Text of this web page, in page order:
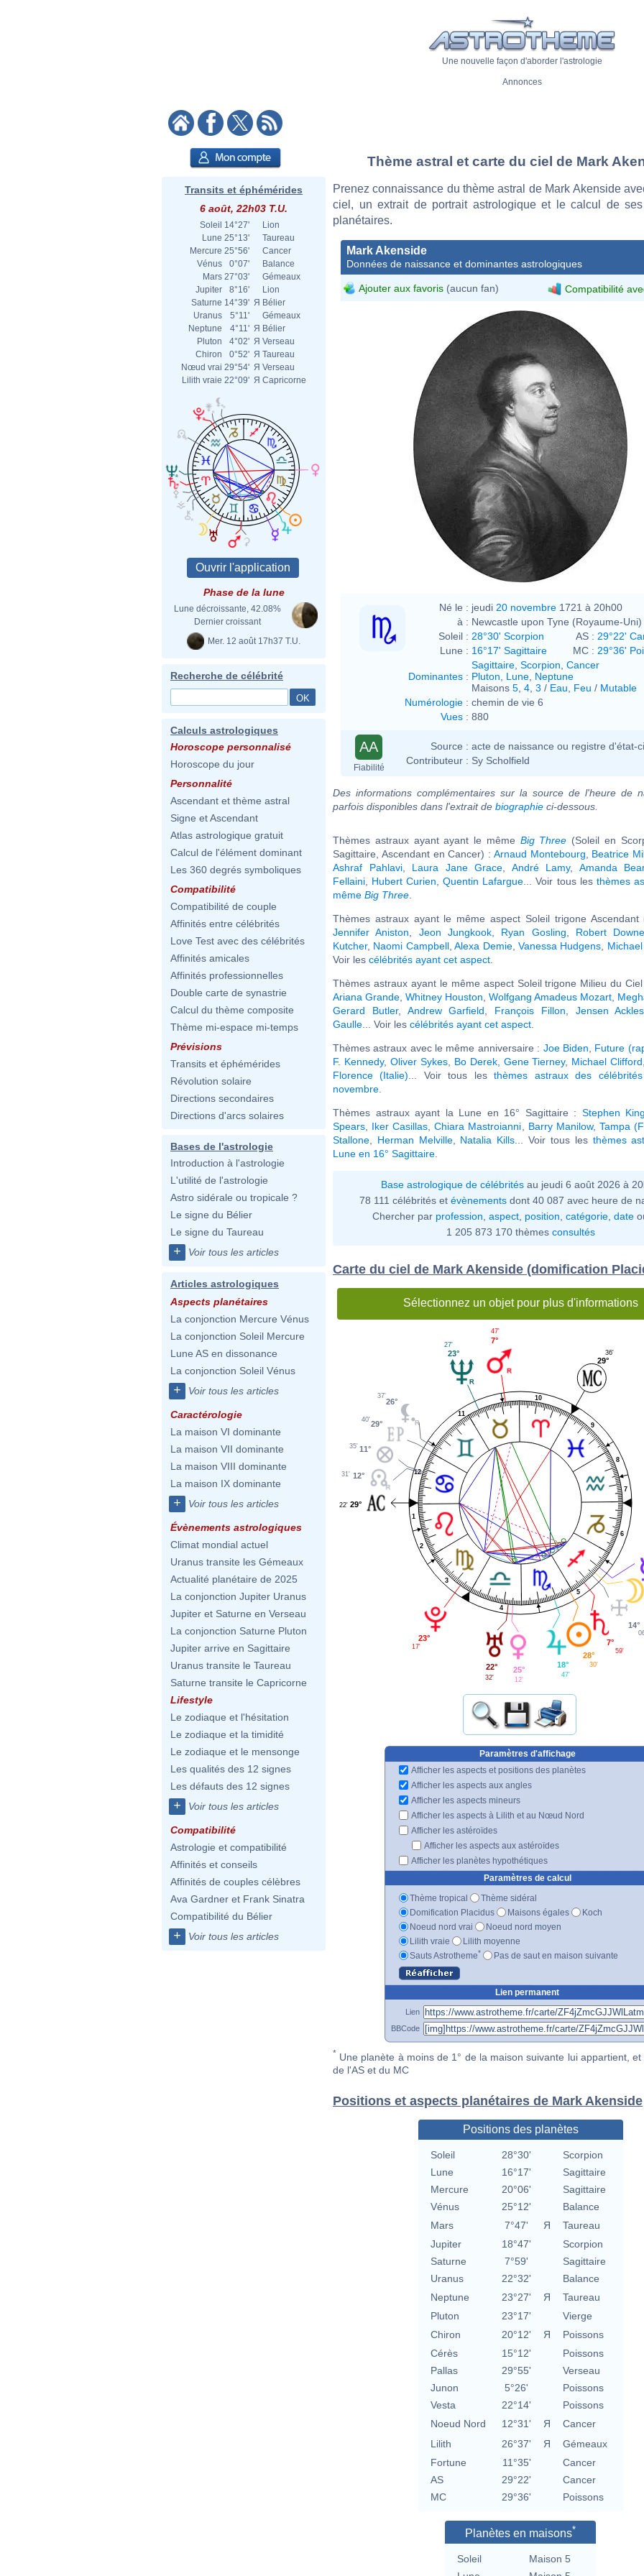
Une nouvelle façon d'aborder l'astrologie
Annonces
Transits et éphémérides
6 août, 22h03 T.U.
Soleil 14°27'
Lion
Lune 25°13'
Taureau
Mercure 25°56'
Cancer
Vénus
0°07'
Balance
Mars 27°03'
Gémeaux
Jupiter
8°16'
Lion
Saturne 14°39' Я Bélier
Uranus
5°11'
Gémeaux
Neptune
4°11' Я Bélier
Pluton
4°02' Я Verseau
Chiron
0°52' Я Taureau
Nœud vrai 29°54' Я Verseau
Lilith vraie 22°09' Я Capricorne
Phase de la lune
Lune décroissante, 42.08%
Dernier croissant
Mer. 12 août 17h37 T.U.
Recherche de célébrité
Calculs astrologiques
Horoscope personnalisé
Horoscope du jour
Personnalité
Ascendant et thème astral
Signe et Ascendant
Atlas astrologique gratuit
Calcul de l'élément dominant
Les 360 degrés symboliques
Compatibilité
Compatibilité de couple
Affinités entre célébrités
Love Test avec des célébrités
Affinités amicales
Affinités professionnelles
Double carte de synastrie
Calcul du thème composite
Thème mi-espace mi-temps
Prévisions
Transits et éphémérides
Révolution solaire
Directions secondaires
Directions d'arcs solaires
Bases de l'astrologie
Introduction à l'astrologie
L'utilité de l'astrologie
Astro sidérale ou tropicale ?
Le signe du Bélier
Le signe du Taureau
+ Voir tous les articles
Articles astrologiques
Aspects planétaires
La conjonction Mercure Vénus
La conjonction Soleil Mercure
Lune AS en dissonance
La conjonction Soleil Vénus
+ Voir tous les articles
Caractérologie
La maison VI dominante
La maison VII dominante
La maison VIII dominante
La maison IX dominante
+ Voir tous les articles
Évènements astrologiques
Climat mondial actuel
Uranus transite les Gémeaux
Actualité planétaire de 2025
La conjonction Jupiter Uranus
Jupiter et Saturne en Verseau
La conjonction Saturne Pluton
Jupiter arrive en Sagittaire
Uranus transite le Taureau
Saturne transite le Capricorne
Lifestyle
Le zodiaque et l'hésitation
Le zodiaque et la timidité
Le zodiaque et le mensonge
Les qualités des 12 signes
Les défauts des 12 signes
+ Voir tous les articles
Compatibilité
Astrologie et compatibilité
Affinités et conseils
Affinités de couples célèbres
Ava Gardner et Frank Sinatra
Compatibilité du Bélier
+ Voir tous les articles
Thème astral et carte du ciel de Mark
Prenez connaissance du thème astral de Mark Akenside
ciel, un extrait de portrait astrologique et le calcul de
planétaires.
Mark Akenside
Données de naissance et dominantes astrologiques
Ajouter aux favoris (aucun fan) Compatibilité
Né le : jeudi 20 novembre 1721 à 20h00
à : Newcastle upon Tyne (Royaume-Uni)
Soleil : 28°30' Scorpion AS : 29°22'
Lune : 16°17' Sagittaire MC : 29°36'
Dominantes :
Sagittaire Scorpion Cancer
Pluton
Lune Neptune
Maisons 5 4 3 / Eau Feu / Mutable
Numérologie : chemin de vie 6
Vues : 880
AA
Fiabilité
Source : acte de naissance ou registre d'état-
Contributeur : Sy Scholfield
Des informations complémentaires sur la source de l'heure de
parfois disponibles dans l'extrait de biographie ci-dessous.
Thèmes astraux ayant ayant le même Big Three (Soleil en
Sagittaire, Ascendant en Cancer) : Arnaud Montebourg Beatrice
Ashraf Pahlavi, Laura Jane Grace André Lamy, Amanda
Fellaini
Hubert Curien ,Quentin Lafargue ... Voir tous les thèmes
même Big Three
Thèmes astraux ayant le même aspect Soleil trigone Ascendant
Jennifer Aniston
Jeon Jungkook Ryan Gosling Robert
Kutcher, Naomi Campbell,Alexa Demie, Vanessa Hudgens
Voir les célébrités ayant cet aspect
Thèmes astraux ayant le même aspect Soleil trigone Milieu du
Ariana Grande Whitney Houston Wolfgang Amadeus Mozart
Gerard Butler, Andrew Garfield François Fillon Jensen Ackles
Gaulle ... Voir les célébrités ayant cet aspect
Thèmes astraux avec le même anniversaire : Joe Biden Future
F. Kennedy, Oliver Sykes, Bo Derek, Gene Tierney, Michael Clifford
Florence (Italie) ... Voir tous lesthèmes astraux des
novembre
Thèmes astraux ayant la Lune en 16° Sagittaire : Stephen King
Spears
Iker Casillas ,Chiara Mastroianni Barry Manilow, Tampa
Stallone
Herman Melville, Natalia Kills ... Voir tous les thèmes
Lune en 16° Sagittaire
Base astrologique de célébritésau jeudi 6 août 2026 à
78 111 célébrités et évènements dont 40 087 avec heure de
Chercher par profession aspect position catégorie date
1 205 873 170 thèmes consultés
Carte du ciel de Mark Akenside (domification
Sélectionnez un objet pour plus d'informations
1
2
3
4
5
6
7
8
9
10
11
12
29°
36'
7°
47'
23°
27'
26°
37'
29°
40'
11°
35'
12°
31'
29°
22'
23°
17'
22°
32'
25°
12'
18°
47'
28°
30'
7°
59'
14°
Paramètres d'affichage
Afficher les aspects et positions des planètes
Afficher les aspects aux angles
Afficher les aspects mineurs
Afficher les aspects à Lilith et au Nœud Nord
Afficher les astéroïdes
Afficher les aspects aux astéroïdes
Afficher les planètes hypothétiques
Paramètres de calcul
Thème tropical
Thème sidéral
Domification Placidus
Maisons égales
Koch
Noeud nord vrai
Noeud nord moyen
Lilith vraie
Lilith moyenne
Sauts Astrotheme* Pas de saut en maison suivante
Lien permanent
Lien
BBCode
* Une planète à moins de 1° de la maison suivante lui appartient, et
de l'AS et du MC
Positions et aspects planétaires de Mark Akenside
Positions des planètes
Soleil 28°30'
Scorpion
Lune
16°17'
Sagittaire
Mercure
20°06'
Sagittaire
Vénus
25°12'
Balance
Mars
7°47' Я
Taureau
Jupiter
18°47'
Scorpion
Saturne
7°59'
Sagittaire
Uranus
22°32'
Balance
Neptune
23°27' Я
Taureau
Pluton
23°17'
Vierge
Chiron
20°12' Я
Poissons
Cérès
15°12'
Poissons
Pallas
29°55'
Verseau
Junon
5°26'
Poissons
Vesta
22°14'
Poissons
Noeud Nord
12°31' Я
Cancer
Lilith
26°37' Я
Gémeaux
Fortune
11°35'
Cancer
AS
29°22'
Cancer
MC
29°36' Poissons
Planètes en maisons*
Soleil
Maison 5